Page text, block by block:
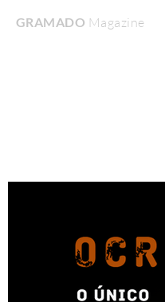
GRAMADO MagazineHome